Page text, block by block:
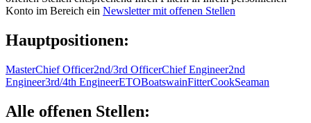
Konto im Bereich ein Newsletter mit offenen Stellen
Hauptpositionen:
MasterChief Officer2nd/3rd OfficerChief Engineer2nd
Engineer3rd/4th EngineerETOBoatswainFitterCookSeaman
Alle offenen Stellen: